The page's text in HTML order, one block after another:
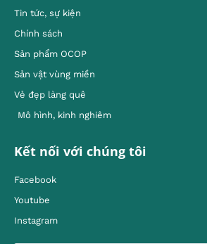
Tin tức, sự kiện
Chính sách
Sản phẩm OCOP
Sản vật vùng miền
Vẻ đẹp làng quê
Mô hình, kinh nghiêm
Kết nối với chúng tôi
Facebook
Youtube
Instagram